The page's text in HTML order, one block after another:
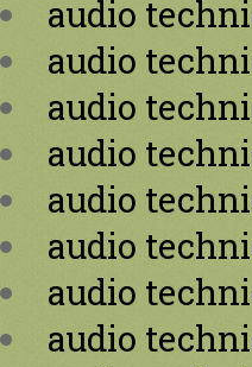
audio
audio
audio
audio
audio
audio
audio
audio